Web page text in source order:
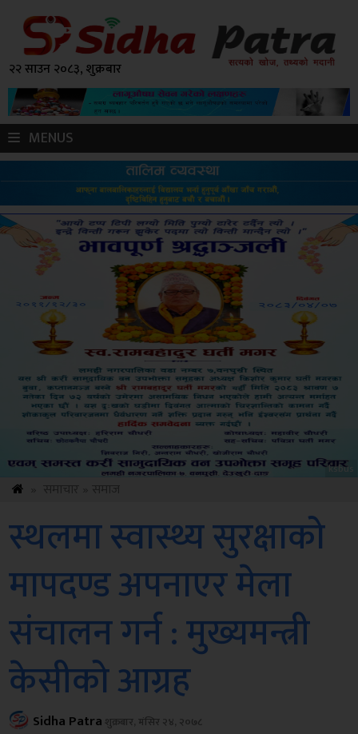
२२ साउन २०८३, शुक्रबार
MENUS
Amb
स्थलमा स्वास्थ्य सुरक्षाको
मापदण्ड अपनाएर मेला
संचालन गर्न : मुख्यमन्त्री
केसीको आग्रह
Sidha Patra शुक्रबार, मंसिर २४, २०७८